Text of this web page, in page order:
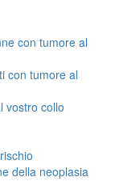
con tumore al
con tumore al
vostro collo
della neoplasia